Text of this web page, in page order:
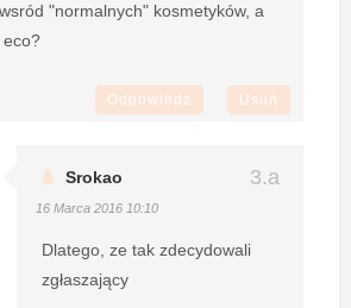
"normalnych" kosmetyków, a
eco?
Odpowiedz Usuń
Srokao
16 Marca 2016 10:10
Dlatego, ze tak zdecydowali
zgłaszający